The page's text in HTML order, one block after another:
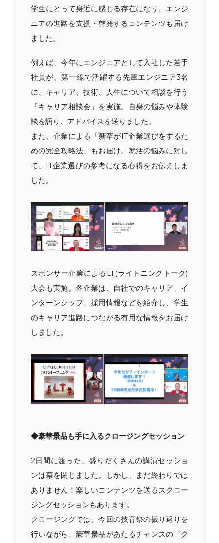
学生にとって身近に感じる存在になり、エンジ
ニアの進路を支援・啓発するコンテンツも届け
ました。
例えば、今年にエンジニアとして入社した若手
社員が、第一線で活躍する先輩エンジニア3名
に、キャリア、技術、人生について相談を行う
「キャリア相談会」を実施。自身の悩みや体験
談を語り、アドバイスを送りました。
また、企業による「新卒がIT企業選びをするた
めの完全攻略法」もお届け。就活の悩みに対し
て、IT企業選びの参考になる心得をお伝えしま
した。
スポンサー企業によるLT(ライトニングトーク)
大会も実施。各企業は、自社でのキャリア、イ
ンターンシップ、採用情報などを紹介し、学生
のキャリア進路につながる有用な情報をお届け
しました。
◆豪華景品も手に入るクロージングセッション
2日間に渡った、盛りだくさんの講演セッショ
ンは幕を閉じました。しかし、まだ終わりでは
ありません！楽しいコンテンツを送るスクロー
ジングセッションもあります。
クロージングでは、今回の技育祭の振り返りを
行いながら、豪華景品があたるチャンスの「ク